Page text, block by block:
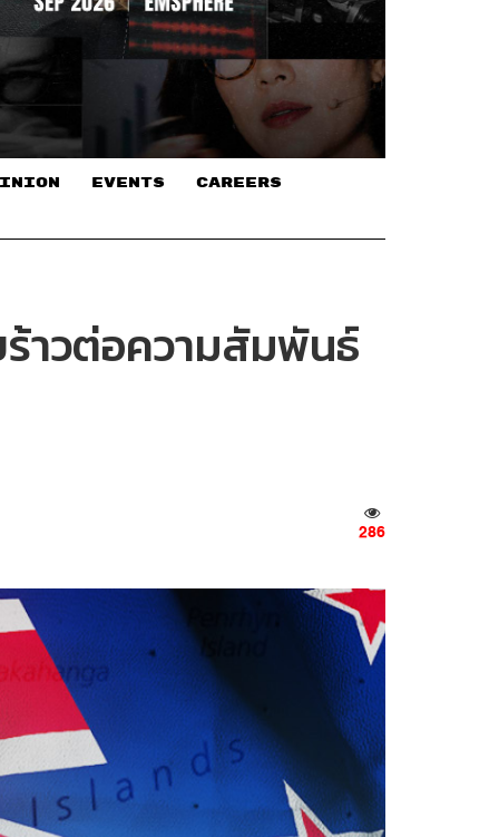
EVENTS CAREERS
ร้าวต่อความสัมพันธ์
286